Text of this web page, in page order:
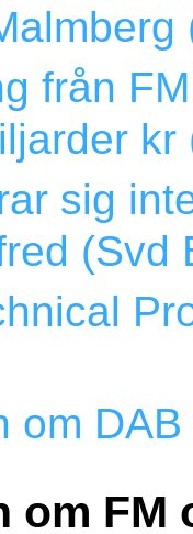
från
kr
sig
(Svd
om
om FM